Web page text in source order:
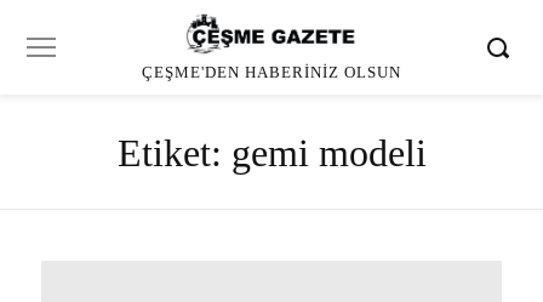
ÇEŞME'DEN HABERINIZ OLSUN
Etiket: gemi modeli